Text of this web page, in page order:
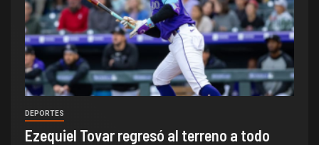
DEPORTES
Ezequiel Tovar regresó al terreno a todo